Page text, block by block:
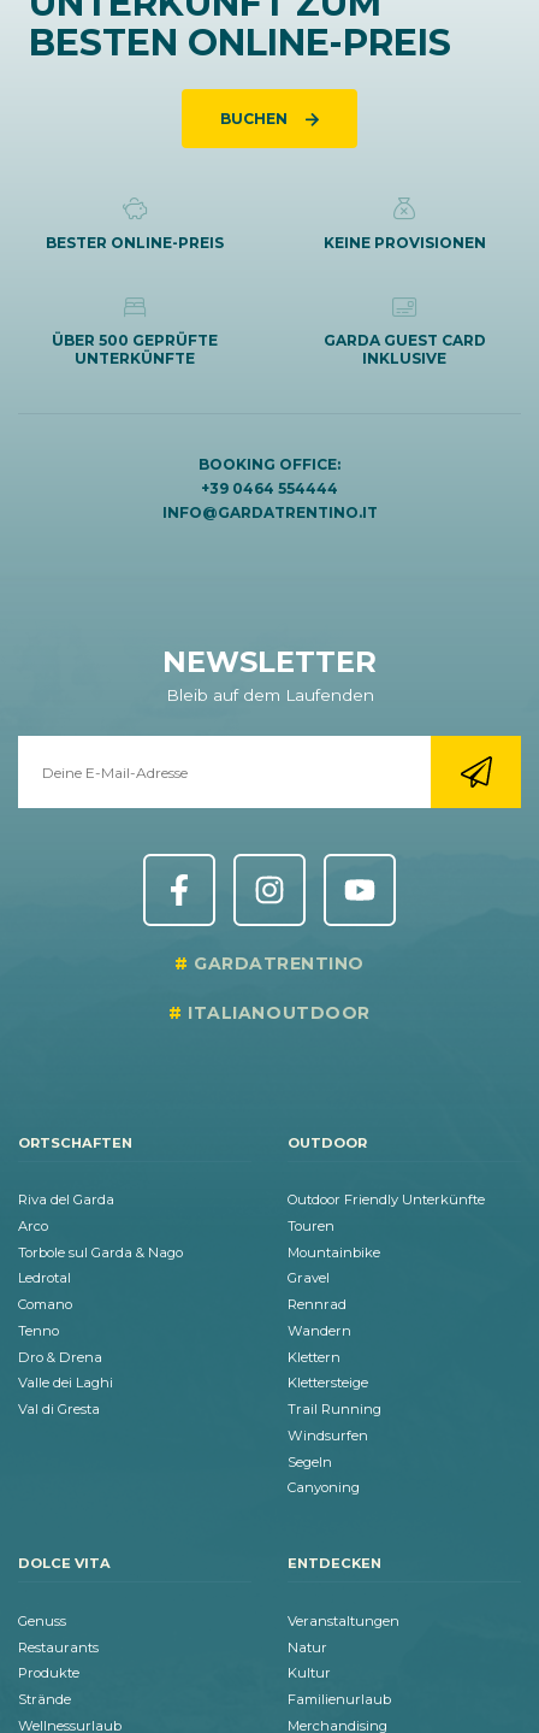
BESTEN ONLINE-PREIS
BUCHEN
BESTER ONLINE-PREIS KEINE PROVISIONEN
ÜBER 500 GEPRÜFTE
UNTERKÜNFTE
GARDA GUEST CARD
INKLUSIVE
BOOKING OFFICE:
+39 0464 554444
INFO@GARDATRENTINO.IT
NEWSLETTER
Bleib auf dem Laufenden
GARDATRENTINO
ITALIANOUTDOOR
ORTSCHAFTEN
Riva del Garda
Arco
Torbole sul Garda & Nago
Ledrotal
Comano
Tenno
Dro & Drena
Valle dei Laghi
Val di Gresta
OUTDOOR
Outdoor Friendly Unterkünfte
Touren
Mountainbike
Gravel
Rennrad
Wandern
Klettern
Klettersteige
Trail Running
Windsurfen
Segeln
Canyoning
DOLCE VITA
Genuss
Restaurants
Produkte
Strände
Wellnessurlaub
ENTDECKEN
Veranstaltungen
Natur
Kultur
Familienurlaub
Merchandising